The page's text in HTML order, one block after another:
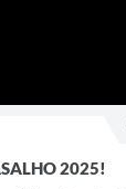
2025!